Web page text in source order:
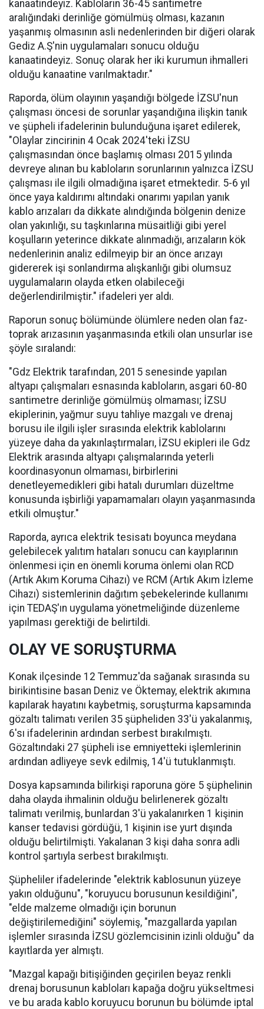
kanaatindeyiz. Kabloların 36-45 santimetre
aralığındaki derinliğe gömülmüş olması, kazanın
yaşanmış olmasının asli nedenlerinden bir diğeri olarak
Gediz A.Ş'nin uygulamaları sonucu olduğu
kanaatindeyiz. Sonuç olarak her iki kurumun ihmalleri
olduğu kanaatine varılmaktadır."
Raporda, ölüm olayının yaşandığı bölgede İZSU'nun
çalışması öncesi de sorunlar yaşandığına ilişkin tanık
ve şüpheli ifadelerinin bulunduğuna işaret edilerek,
"Olaylar zincirinin 4 Ocak 2024'teki İZSU
çalışmasından önce başlamış olması 2015 yılında
devreye alınan bu kabloların sorunlarının yalnızca İZSU
çalışması ile ilgili olmadığına işaret etmektedir. 5-6 yıl
önce yaya kaldırımı altındaki onarımı yapılan yanık
kablo arızaları da dikkate alındığında bölgenin denize
olan yakınlığı, su taşkınlarına müsaitliği gibi yerel
koşulların yeterince dikkate alınmadığı, arızaların kök
nedenlerinin analiz edilmeyip bir an önce arızayı
gidererek işi sonlandırma alışkanlığı gibi olumsuz
uygulamaların olayda etken olabileceği
değerlendirilmiştir." ifadeleri yer aldı.
Raporun sonuç bölümünde ölümlere neden olan faz-
toprak arızasının yaşanmasında etkili olan unsurlar ise
şöyle sıralandı:
"Gdz Elektrik tarafından, 2015 senesinde yapılan
altyapı çalışmaları esnasında kabloların, asgari 60-80
santimetre derinliğe gömülmüş olmaması; İZSU
ekiplerinin, yağmur suyu tahliye mazgalı ve drenaj
borusu ile ilgili işler sırasında elektrik kablolarını
yüzeye daha da yakınlaştırmaları, İZSU ekipleri ile Gdz
Elektrik arasında altyapı çalışmalarında yeterli
koordinasyonun olmaması, birbirlerini
denetleyemedikleri gibi hatalı durumları düzeltme
konusunda işbirliği yapamamaları olayın yaşanmasında
etkili olmuştur."
Raporda, ayrıca elektrik tesisatı boyunca meydana
gelebilecek yalıtım hataları sonucu can kayıplarının
önlenmesi için en önemli koruma önlemi olan RCD
(Artık Akım Koruma Cihazı) ve RCM (Artık Akım İzleme
Cihazı) sistemlerinin dağıtım şebekelerinde kullanımı
için TEDAŞ'ın uygulama yönetmeliğinde düzenleme
yapılması gerektiği de belirtildi.
OLAY VE SORUŞTURMA
Konak ilçesinde 12 Temmuz'da sağanak sırasında su
birikintisine basan Deniz ve Öktemay, elektrik akımına
kapılarak hayatını kaybetmiş, soruşturma kapsamında
gözaltı talimatı verilen 35 şüpheliden 33'ü yakalanmış,
6'sı ifadelerinin ardından serbest bırakılmıştı.
Gözaltındaki 27 şüpheli ise emniyetteki işlemlerinin
ardından adliyeye sevk edilmiş, 14'ü tutuklanmıştı.
Dosya kapsamında bilirkişi raporuna göre 5 şüphelinin
daha olayda ihmalinin olduğu belirlenerek gözaltı
talimatı verilmiş, bunlardan 3'ü yakalanırken 1 kişinin
kanser tedavisi gördüğü, 1 kişinin ise yurt dışında
olduğu belirtilmişti. Yakalanan 3 kişi daha sonra adli
kontrol şartıyla serbest bırakılmıştı.
Şüpheliler ifadelerinde "elektrik kablosunun yüzeye
yakın olduğunu", "koruyucu borusunun kesildiğini",
"elde malzeme olmadığı için borunun
değiştirilemediğini" söylemiş, "mazgallarda yapılan
işlemler sırasında İZSU gözlemcisinin izinli olduğu" da
kayıtlarda yer almıştı.
"Mazgal kapağı bitişiğinden geçirilen beyaz renkli
drenaj borusunun kabloları kapağa doğru yükseltmesi
ve bu arada kablo koruyucu borunun bu bölümde iptal